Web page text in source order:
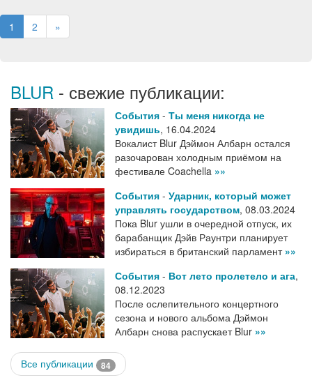
1 2 »
BLUR - свежие публикации:
События - Ты меня никогда не
увидишь, 16.04.2024
Вокалист Blur Дэймон Албарн остался
разочарован холодным приёмом на
фестивале Coachella »»
События - Ударник, который может
управлять государством, 08.03.2024
Пока Blur ушли в очередной отпуск, их
барабанщик Дэйв Раунтри планирует
избираться в британский парламент »»
События - Вот лето пролетело и ага,
08.12.2023
После ослепительного концертного
сезона и нового альбома Дэймон
Албарн снова распускает Blur »»
Все публикации 84